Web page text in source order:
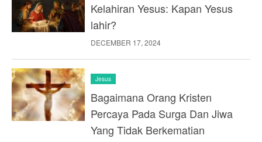
Kelahiran Yesus: Kapan Yesus
lahir?
DECEMBER 17, 2024
Jesus
Bagaimana Orang Kristen
Percaya Pada Surga Dan Jiwa
Yang Tidak Berkematian